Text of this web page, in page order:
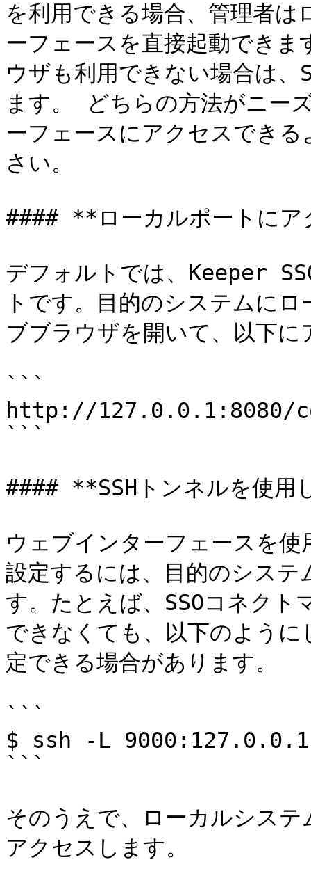
を利用できる場合、管理者
ーフェースを直接起動でき
ウザも利用できない場合は、
ます。 どちらの方法がニー
ーフェースにアクセスでき
さい。
#### **ローカルポートにア
デフォルトでは、Keeper
トです。目的のシステムに
ブブラウザを開いて、以下
```
http://127.0.0.1:8080/
```
#### **SSHトンネルを使用
ウェブインターフェースを使
設定するには、目的のシステ
す。たとえば、SSOコネク
できなくても、以下のよう
定できる場合があります。
```
$ ssh -L
```
そのうえで、ローカルシス
アクセスします。